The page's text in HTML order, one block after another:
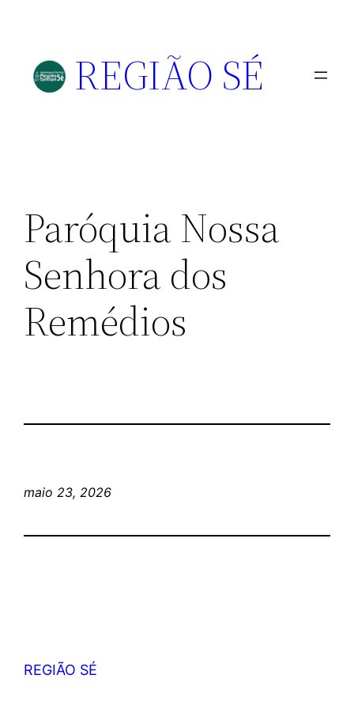
REGIÃO SÉ
Paróquia Nossa
Senhora dos
Remédios
maio 23, 2026
REGIÃO SÉ